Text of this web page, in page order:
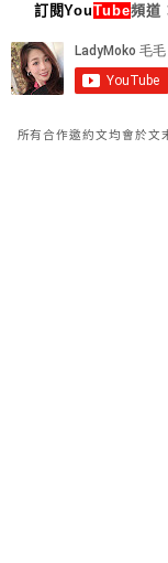
訂閱YouTube頻道
所有合作邀約文均會於文